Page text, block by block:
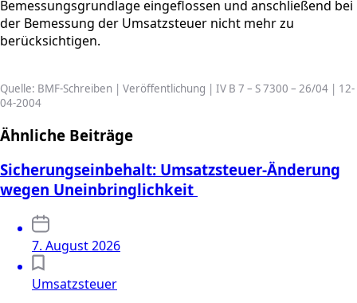
Bemessungsgrundlage eingeflossen und anschließend bei
der Bemessung der Umsatzsteuer nicht mehr zu
berücksichtigen.
Quelle: BMF-Schreiben | Veröffentlichung | IV B 7 – S 7300 – 26/04 | 12-
04-2004
Ähnliche Beiträge
Sicherungseinbehalt: Umsatzsteuer-Änderung
wegen Uneinbringlichkeit
7. August 2026
Umsatzsteuer